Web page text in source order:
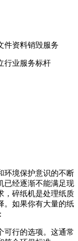
件资料销毁服务
行业服务标杆
环境保护意识的不断
已经逐渐不能满足现
，碎纸机是处理纸质
。如果你有大量的纸
可行的选项。这通常